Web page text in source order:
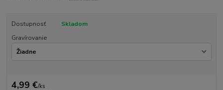
Dostupnosť
Skladom
Gravírovanie
4,99 €/ks